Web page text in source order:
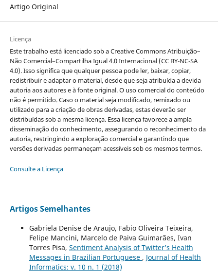
Artigo Original
Licença
Este trabalho está licenciado sob a Creative Commons Atribuição–
Não Comercial–Compartilha Igual 4.0 Internacional (CC BY-NC-SA
4.0). Isso significa que qualquer pessoa pode ler, baixar, copiar,
redistribuir e adaptar o material, desde que seja atribuída a devida
autoria aos autores e à fonte original. O uso comercial do conteúdo
não é permitido. Caso o material seja modificado, remixado ou
utilizado para a criação de obras derivadas, estas deverão ser
distribuídas sob a mesma licença. Essa licença favorece a ampla
disseminação do conhecimento, assegurando o reconhecimento da
autoria, restringindo a exploração comercial e garantindo que
versões derivadas permaneçam acessíveis sob os mesmos termos.
Consulte a Licença
Artigos Semelhantes
Gabriela Denise de Araujo, Fabio Oliveira Teixeira,
Felipe Mancini, Marcelo de Paiva Guimarães, Ivan
Torres Pisa, Sentiment Analysis of Twitter’s Health
Messages in Brazilian Portuguese , Journal of Health
Informatics: v. 10 n. 1 (2018)